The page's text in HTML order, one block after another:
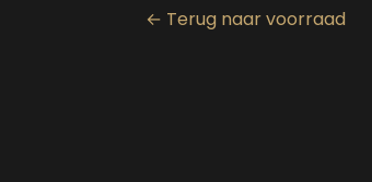
← Terug naar voorraad